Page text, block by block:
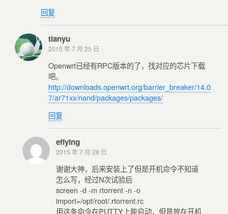
回复
tianyu
2015 年 7 月 25 日
Openwrt已经有RPC版本的了，找对应的芯片下载
吧。
http://downloads.openwrt.org/barrier_breaker/14.0
7/ar71xx/nand/packages/packages/
回复
eflying
2015 年 7 月 28 日
谢谢大神，后来安装上了但是开机命令不知道
怎么写，经过N次试验后
screen -d -m rtorrent -n -o
import=/opt/root/.rtorrent.rc
用这条命令在PUTTY上能启动，但是放在开机